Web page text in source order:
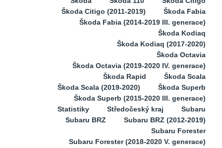
Škoda Citigo (2011-2019)
Škoda Fabia
Škoda Fabia (2014-2019 III. generace)
Škoda Kodiaq
Škoda Kodiaq (2017-2020)
Škoda Octavia
Škoda Octavia (2019-2020 IV. generace)
Škoda Rapid
Škoda Scala
Škoda Scala (2019-2020)
Škoda Superb
Škoda Superb (2015-2020 III. generace)
Statistiky
Středočeský kraj
Subaru
Subaru BRZ
Subaru BRZ (2012-2019)
Subaru Forester
Subaru Forester (2018-2020 V. generace)